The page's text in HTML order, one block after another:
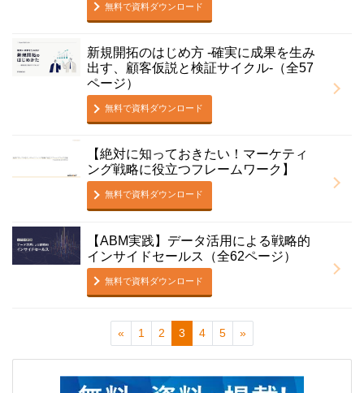
無料で資料ダウンロード
新規開拓のはじめ方 -確実に成果を生み
出す、顧客仮説と検証サイクル-（全57
ページ）
無料で資料ダウンロード
【絶対に知っておきたい！マーケティ
ング戦略に役立つフレームワーク】
無料で資料ダウンロード
【ABM実践】データ活用による戦略的
インサイドセールス（全62ページ）
無料で資料ダウンロード
« 1 2 3 4 5 »